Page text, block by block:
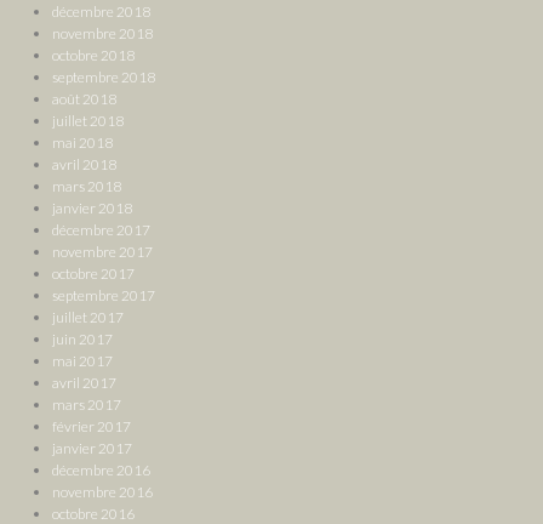
décembre 2018
novembre 2018
octobre 2018
septembre 2018
août 2018
juillet 2018
mai 2018
avril 2018
mars 2018
janvier 2018
décembre 2017
novembre 2017
octobre 2017
septembre 2017
juillet 2017
juin 2017
mai 2017
avril 2017
mars 2017
février 2017
janvier 2017
décembre 2016
novembre 2016
octobre 2016